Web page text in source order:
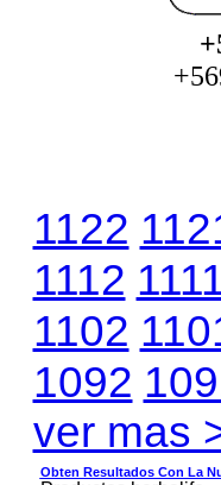
1122
1112
1102
1092
ver mas
Obten Resultados Con La